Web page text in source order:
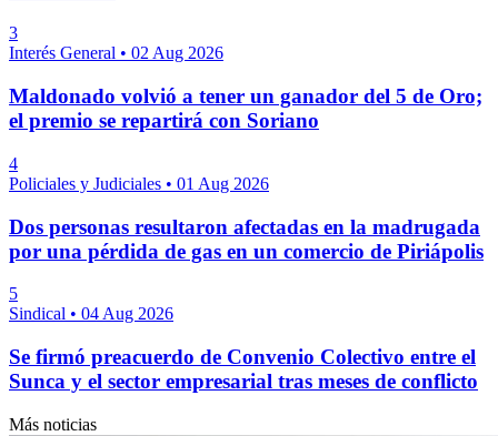
3
Interés General • 02 Aug 2026
Maldonado volvió a tener un ganador del 5 de Oro;
el premio se repartirá con Soriano
4
Policiales y Judiciales • 01 Aug 2026
Dos personas resultaron afectadas en la madrugada
por una pérdida de gas en un comercio de Piriápolis
5
Sindical • 04 Aug 2026
Se firmó preacuerdo de Convenio Colectivo entre el
Sunca y el sector empresarial tras meses de conflicto
Más noticias